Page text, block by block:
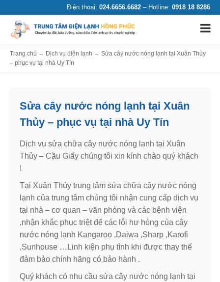
Điện thoại: 024.6656.6682 – Hotline: 0918 18 8286
Trang chủ → Dịch vụ điện lạnh → Sửa cây nước nóng lạnh tại Xuân Thủy
– phục vụ tại nhà Uy Tín
Sửa cây nước nóng lạnh tại Xuân
Thủy – phục vụ tại nhà Uy Tín
Dịch vụ sửa chữa cây nước nóng lạnh tại Xuân
Thủy – Cầu Giấy chúng tôi xin kính chào quý khách
!
Tại Xuân Thủy trung tâm sửa chữa cây nước nóng
lạnh của trung tâm chúng tôi nhận cung cấp dịch vụ
tại nhà – cơ quan – văn phòng và các bệnh viện
,nhận khắc phục triệt để các lỗi hư hỏng của cây
nước nóng lạnh Kangaroo ,Daiwa ,Sharp ,Karofi
,Sunhouse …Linh kiện phụ tình khi được thay thế
đảm bảo chính hãng có bảo hành .
Quý khách có nhu cầu sửa cây nước nóng lạnh tại